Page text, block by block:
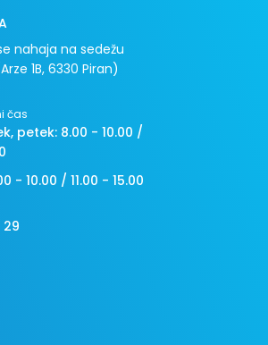
nahaja na sedežu
1B, 6330 Piran)
čas
petek: 8.00 - 10.00 /
- 10.00 / 11.00 - 15.00
29